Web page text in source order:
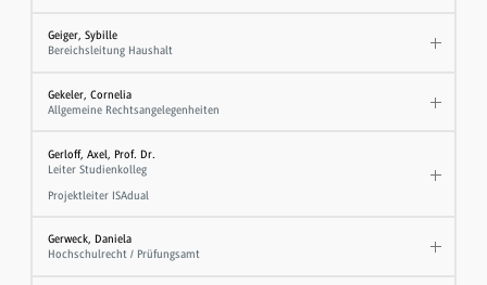
Geiger, Sybille
Bereichsleitung Haushalt
Gekeler, Cornelia
Allgemeine Rechtsangelegenheiten
Gerloff, Axel, Prof. Dr.
Leiter Studienkolleg
Projektleiter ISAdual
Gerweck, Daniela
Hochschulrecht / Prüfungsamt